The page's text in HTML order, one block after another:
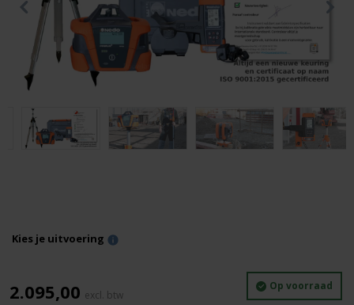
Kies je uitvoering
Op voorraad
2.095,00